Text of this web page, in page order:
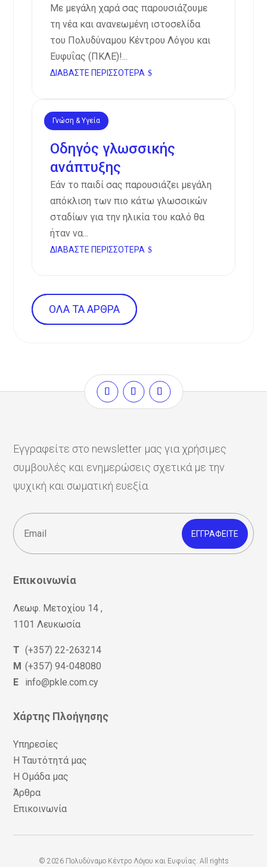
Με μεγάλη χαρά σας παρουσιάζουμε
τη νέα και ανανεωμένη ιστοσελίδα
του Πολυδύναμου Κέντρου Λόγου και
Ευφυΐας (ΠΚΛΕ)!...
ΔΙΑΒΆΣΤΕ ΠΕΡΙΣΣΌΤΕΡΑ
Γνώση & Υγεία
Οδηγός γλωσσικής
ανάπτυξης
Εάν το παιδί σας παρουσιάζει μεγάλη
απόκλιση των πιο κάτω γλωσσικών
σταδίων για την ηλικία του καλό θα
ήταν να...
ΔΙΑΒΆΣΤΕ ΠΕΡΙΣΣΌΤΕΡΑ
Φεβ 2, 2025
ΌΛΑ ΤΑ ΆΡΘΡΑ
Εγγραφείτε στο newsletter μας για χρήσιμες
συμβουλές και ενημερώσεις σχετικά με την
ψυχική και σωματική ευεξία.
ΕΓΓΡΑΦΕΊΤΕ
Επικοινωνία
Λεωφ. Μετοχίου 14 ,
1101 Λευκωσία
T (+357) 22-263214
M (+357) 94-048080
E
info@pkle.com.cy
Χάρτης Πλοήγησης
Υπηρεσίες
Η Ταυτότητά μας
Η Ομάδα μας
Άρθρα
Επικοινωνία
© 2026 Πολυδύναμο Κέντρο Λόγου και Ευφυΐας. All rights